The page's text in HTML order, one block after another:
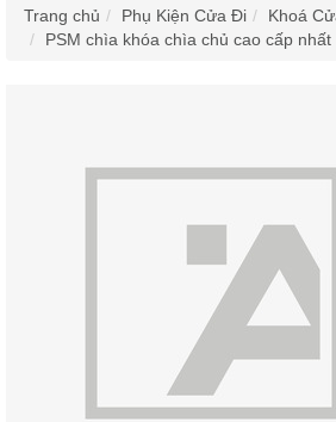
Trang chủ Phụ Kiện Cửa Đi
Khoá
PSM chìa khóa chìa chủ cao cấp nhất